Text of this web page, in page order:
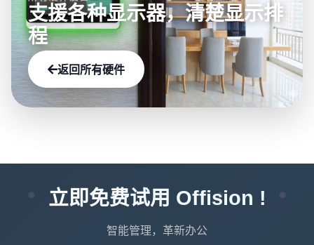
支援各种显示器，清楚显示排
程
返回所有硬件
立即免费试用 Offision !
智能管理，革新办公